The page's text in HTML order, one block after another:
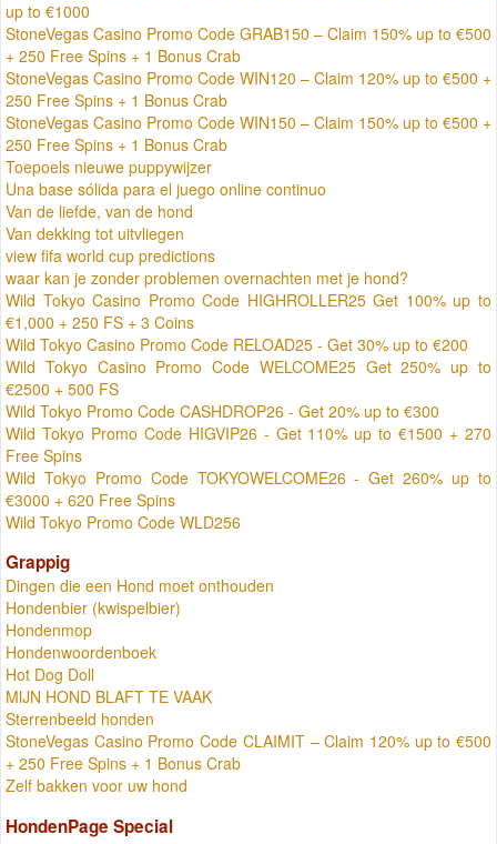
up to €1000
StoneVegas Casino Promo Code GRAB150 – Claim 150% up to €500
+ 250 Free Spins + 1 Bonus Crab
StoneVegas Casino Promo Code WIN120 – Claim 120% up to €500 +
250 Free Spins + 1 Bonus Crab
StoneVegas Casino Promo Code WIN150 – Claim 150% up to €500 +
250 Free Spins + 1 Bonus Crab
Toepoels nieuwe puppywijzer
Una base sólida para el juego online continuo
Van de liefde, van de hond
Van dekking tot uitvliegen
view fifa world cup predictions
waar kan je zonder problemen overnachten met je hond?
Wild Tokyo Casino Promo Code HIGHROLLER25 Get 100% up to
€1,000 + 250 FS + 3 Coins
Wild Tokyo Casino Promo Code RELOAD25 - Get 30% up to €200
Wild Tokyo Casino Promo Code WELCOME25 Get 250% up to
€2500 + 500 FS
Wild Tokyo Promo Code CASHDROP26 - Get 20% up to €300
Wild Tokyo Promo Code HIGVIP26 - Get 110% up to €1500 + 270
Free Spins
Wild Tokyo Promo Code TOKYOWELCOME26 - Get 260% up to
€3000 + 620 Free Spins
Wild Tokyo Promo Code WLD256
Grappig
Dingen die een Hond moet onthouden
Hondenbier (kwispelbier)
Hondenmop
Hondenwoordenboek
Hot Dog Doll
MIJN HOND BLAFT TE VAAK
Sterrenbeeld honden
StoneVegas Casino Promo Code CLAIMIT – Claim 120% up to €500
+ 250 Free Spins + 1 Bonus Crab
Zelf bakken voor uw hond
HondenPage Special